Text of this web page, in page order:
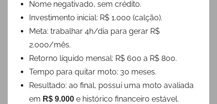
Nome negativado, sem crédito.
Investimento inicial: R$ 1.000 (calção).
Meta: trabalhar 4h/dia para gerar R$
2.000/mês.
Retorno líquido mensal: R$ 600 a R$ 800.
Tempo para quitar moto: 30 meses.
Resultado: ao final, possui uma moto avaliada
em R$ 9.000 e histórico financeiro estável.